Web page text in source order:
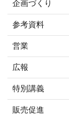
企画づくり
参考資料
営業
広報
特別講義
販売促進